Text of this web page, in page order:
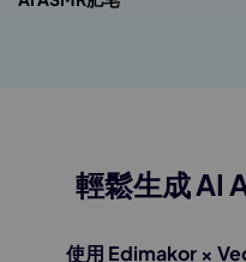
輕鬆生成 AI
使用 Edimakor ×